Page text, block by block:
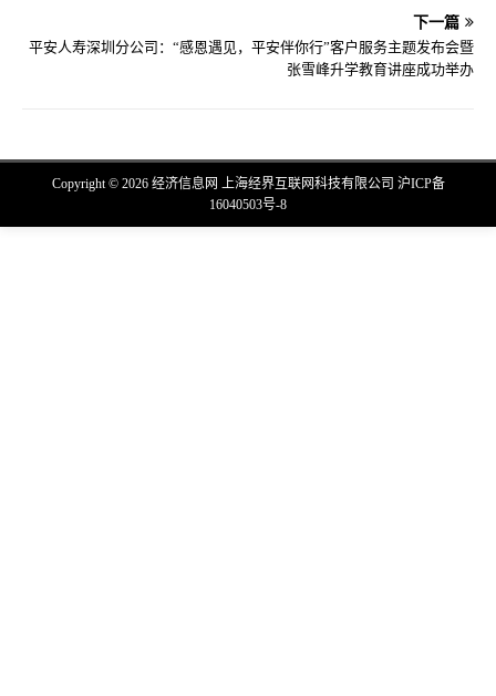
下一篇
平安人寿深圳分公司：“感恩遇见，平安伴你行”客户服务主题发布会暨
张雪峰升学教育讲座成功举办
Copyright © 2026 经济信息网 上海经界互联网科技有限公司 沪ICP备
16040503号-8